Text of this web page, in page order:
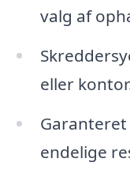
valg af
eller
endelige